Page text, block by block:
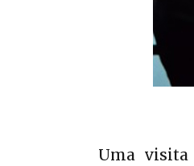
Uma visita